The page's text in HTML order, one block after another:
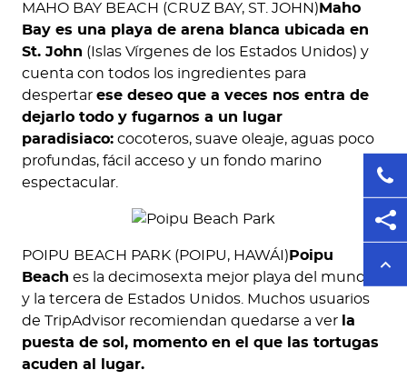
MAHO BAY BEACH (CRUZ BAY, ST. JOHN) Maho
Bay es una playa de arena blanca ubicada en
St. John (Islas Vírgenes de los Estados Unidos) y
cuenta con todos los ingredientes para
despertar ese deseo que a veces nos entra de
dejarlo todo y fugarnos a un lugar
paradisiaco: cocoteros, suave oleaje, aguas poco
profundas, fácil acceso y un fondo marino
espectacular.
POIPU BEACH PARK (POIPU, HAWÁI) Poipu
Beach es la decimosexta mejor playa del mundo
y la tercera de Estados Unidos. Muchos usuarios
de TripAdvisor recomiendan quedarse a ver la
puesta de sol, momento en el que las tortugas
acuden al lugar.